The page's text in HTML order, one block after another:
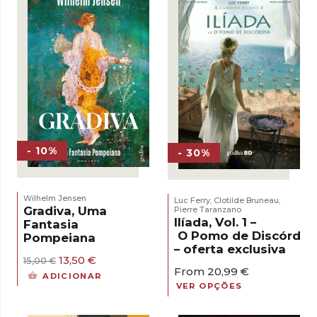
- 10%
Wilhelm Jensen
Gradiva, Uma
Fantasia
Pompeiana
15,00€ O
preço
13,50 €
preço
ADICIONAR
- 30%
Luc Ferry, Clotilde Bruneau
Pierre Taranzano
Ilíada, Vol. 1 –
O Pomo de Discórdia
– oferta exclusiva
From 20,99 €
VER OPÇÕES